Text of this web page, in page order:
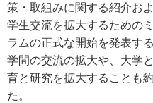
策・取組みに関する紹介お
学生交流を拡大するための
ラムの正式な開始を発表す
学間の交流の拡大や、大学
育と研究を拡大することも
た。